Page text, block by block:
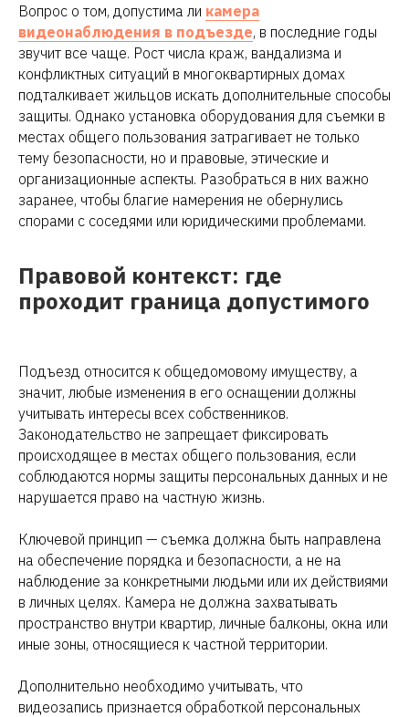
Вопрос о том, допустима ли камера
видеонаблюдения в подъезде, в последние годы
звучит все чаще. Рост числа краж, вандализма и
конфликтных ситуаций в многоквартирных домах
подталкивает жильцов искать дополнительные способы
защиты. Однако установка оборудования для съемки в
местах общего пользования затрагивает не только
тему безопасности, но и правовые, этические и
организационные аспекты. Разобраться в них важно
заранее, чтобы благие намерения не обернулись
спорами с соседями или юридическими проблемами.
Правовой контекст: где
проходит граница допустимого
Подъезд относится к общедомовому имуществу, а
значит, любые изменения в его оснащении должны
учитывать интересы всех собственников.
Законодательство не запрещает фиксировать
происходящее в местах общего пользования, если
соблюдаются нормы защиты персональных данных и не
нарушается право на частную жизнь.
Ключевой принцип — съемка должна быть направлена
на обеспечение порядка и безопасности, а не на
наблюдение за конкретными людьми или их действиями
в личных целях. Камера не должна захватывать
пространство внутри квартир, личные балконы, окна или
иные зоны, относящиеся к частной территории.
Дополнительно необходимо учитывать, что
видеозапись признается обработкой персональных